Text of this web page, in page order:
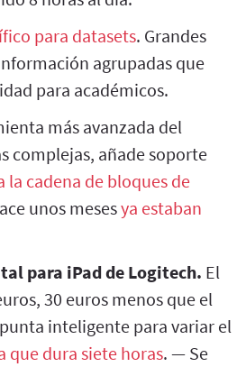
para datasets. Grandes
agrupadas que
para académicos.
más avanzada del
complejas, añade soporte
la cadena de bloques de
unos mesesya estaban
para iPad de Logitech. El
30 euros menos que el
inteligente para variar el
que dura siete horas. — Se